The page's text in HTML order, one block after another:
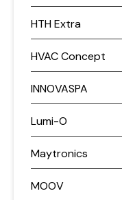
HTH Extra
HVAC Concept
INNOVASPA
Lumi-O
Maytronics
MOOV